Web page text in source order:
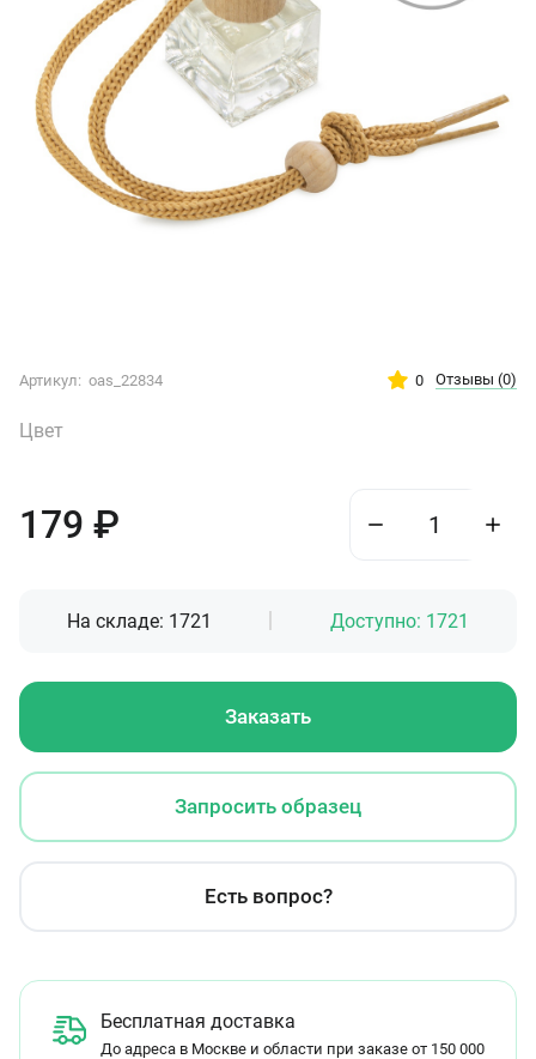
Артикул: oas_22834 0 Отзывы (0)
Цвет
179 ₽
На складе: 1721 Доступно: 1721
Заказать
Запросить образец
Есть вопрос?
Бесплатная доставка
До адреса в Москве и области при заказе от 150 000